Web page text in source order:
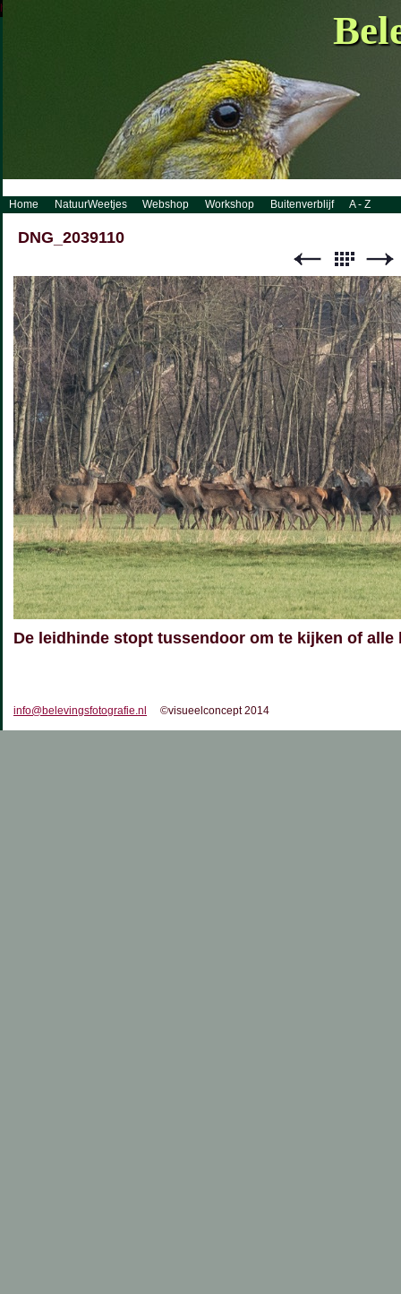
http://www.visueelconcept.nl/sitemap.xml.gz
Home NatuurWeetjes Webshop Workshop Buitenverblijf A - Z
DNG_2039110
De leidhinde stopt tussendoor om te kijken of
info@belevingsfotografie.nl ©visueelconcept 2014